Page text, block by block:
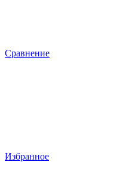
Сравнение
Избранное